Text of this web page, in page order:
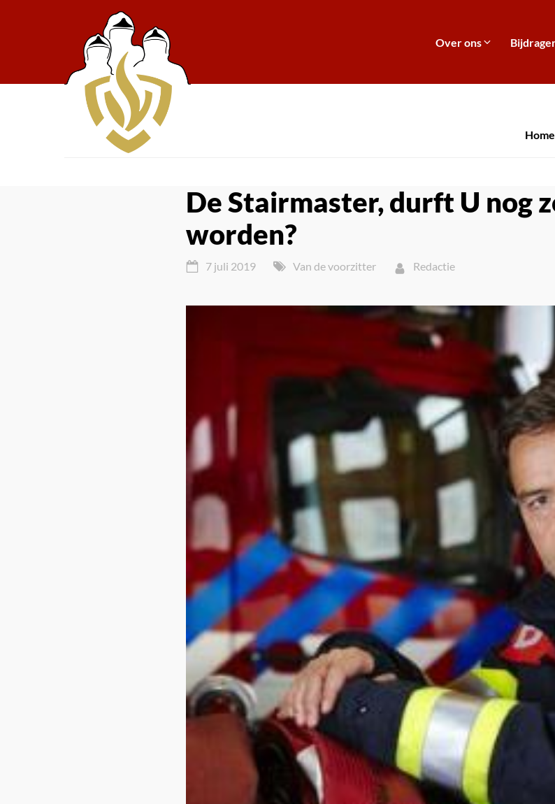
Over ons
Home
De Stairmaster, durft U nog
worden?
7 juli 2019 Van de voorzitter Redactie